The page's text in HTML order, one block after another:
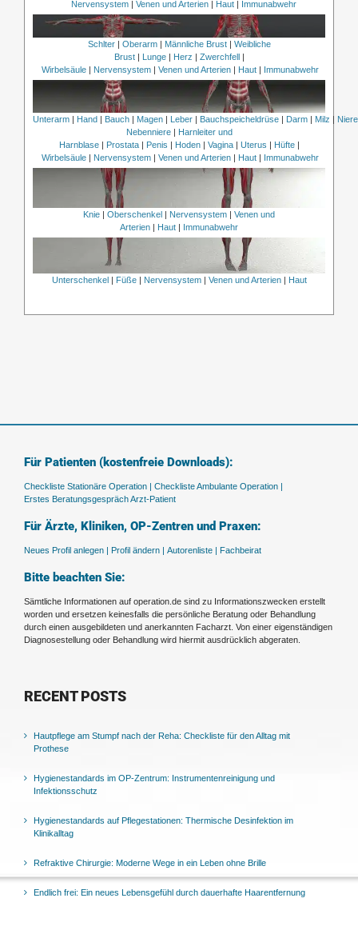
Nervensystem | Venen und Arterien | Haut | Immunabwehr
Schlter| Oberarm| Männliche Brust| Weibliche
Brust| Lunge| Herz | Zwerchfell|
Wirbelsäule | Nervensystem | Venen und Arterien | Haut | Immunabwehr
Unterarm| Hand| Bauch| Magen| Leber| Bauchspeicheldrüse| Darm| Milz |
Nebenniere| Harnleiter und
Harnblase| Prostata| Penis | Hoden| Vagina| Uterus | Hüfte|
Wirbelsäule | Nervensystem | Venen und Arterien | Haut | Immunabwehr
Knie Oberschenkel Nervensystem
Venen und
Arterien
Haut Immunabwehr
Unterschenkel Füße| Nervensystem| Venen und Arterien| Haut
Für Patienten (kostenfreie Downloads):
Checkliste Stationäre Operation | Checkliste Ambulante Operation |
Erstes Beratungsgespräch Arzt-Patient
Für Ärzte, Kliniken, OP-Zentren und Praxen:
Neues Profil anlegen | Profil ändern | Autorenliste | Fachbeirat
Bitte beachten Sie:
Sämtliche Informationen auf operation.de sind zu Informationszwecken erstellt
worden und ersetzen keinesfalls die persönliche Beratung oder Behandlung
durch einen ausgebildeten und anerkannten Facharzt. Von einer eigenständigen
Diagnosestellung oder Behandlung wird hiermit ausdrücklich abgeraten.
RECENT POSTS
Hautpflege am Stumpf nach der Reha: Checkliste für den Alltag mit
Prothese
Hygienestandards im OP-Zentrum: Instrumentenreinigung und
Infektionsschutz
Hygienestandards auf Pflegestationen: Thermische Desinfektion im
Klinikalltag
Refraktive Chirurgie: Moderne Wege in ein Leben ohne Brille
Endlich frei: Ein neues Lebensgefühl durch dauerhafte Haarentfernung